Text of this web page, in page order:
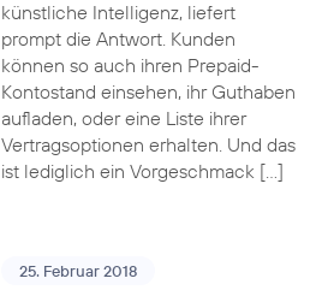
künstliche Intelligenz, liefert
prompt die Antwort. Kunden
können so auch ihren Prepaid-
Kontostand einsehen, ihr Guthaben
aufladen, oder eine Liste ihrer
Vertragsoptionen erhalten. Und das
ist lediglich ein Vorgeschmack […]
25. Februar 2018